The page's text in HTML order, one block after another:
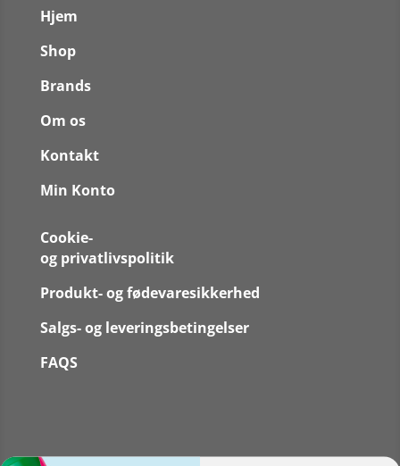
Hjem
Shop
Brands
Om os
Kontakt
Min Konto
Cookie-
og privatlivspolitik
Produkt- og fødevaresikkerhed
Salgs- og leveringsbetingelser
FAQS